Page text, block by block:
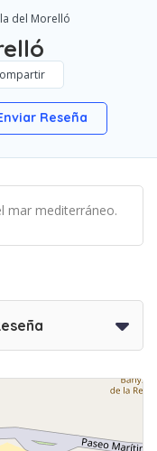
del Morelló
Reseña
mar mediterráneo.